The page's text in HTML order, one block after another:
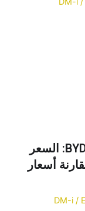
السيارة الكهربائية BYD Qin L 2026: السعر
أسعار